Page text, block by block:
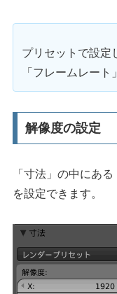
プリセットで設定
「フレームレート
解像度の設定
「寸法」の中にあ
を設定できます。